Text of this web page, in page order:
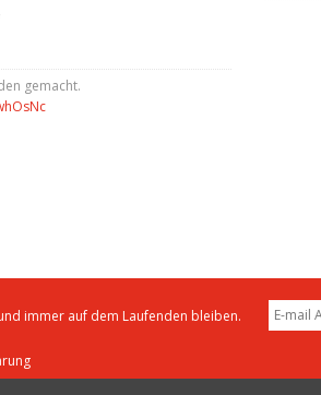
gemacht.
immer auf dem Laufenden bleiben.